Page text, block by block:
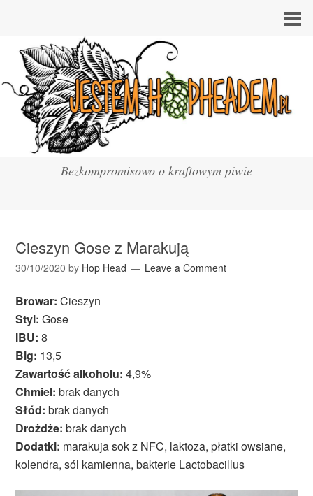
Bezkompromisowo o kraftowym piwie
Cieszyn Gose z Marakują
30/10/2020 by Hop Head Leave a Comment
Browar: Cieszyn
Styl: Gose
IBU: 8
Blg: 13,5
Zawartość alkoholu: 4,9%
Chmiel: brak danych
Słód: brak danych
Drożdże: brak danych
Dodatki: marakuja sok z NFC, laktoza, płatki owsiane,
kolendra, sól kamienna, bakterie Lactobacillus